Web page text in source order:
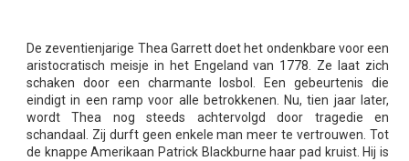
De zeventienjarige Thea Garrett doet het ondenkbare voor een
aristocratisch meisje in het Engeland van 1778. Ze laat zich
schaken door een charmante losbol. Een gebeurtenis die
eindigt in een ramp voor alle betrokkenen. Nu, tien jaar later,
wordt Thea nog steeds achtervolgd door tragedie en
schandaal. Zij durft geen enkele man meer te vertrouwen. Tot
de knappe Amerikaan Patrick Blackburne haar pad kruist. Hij is